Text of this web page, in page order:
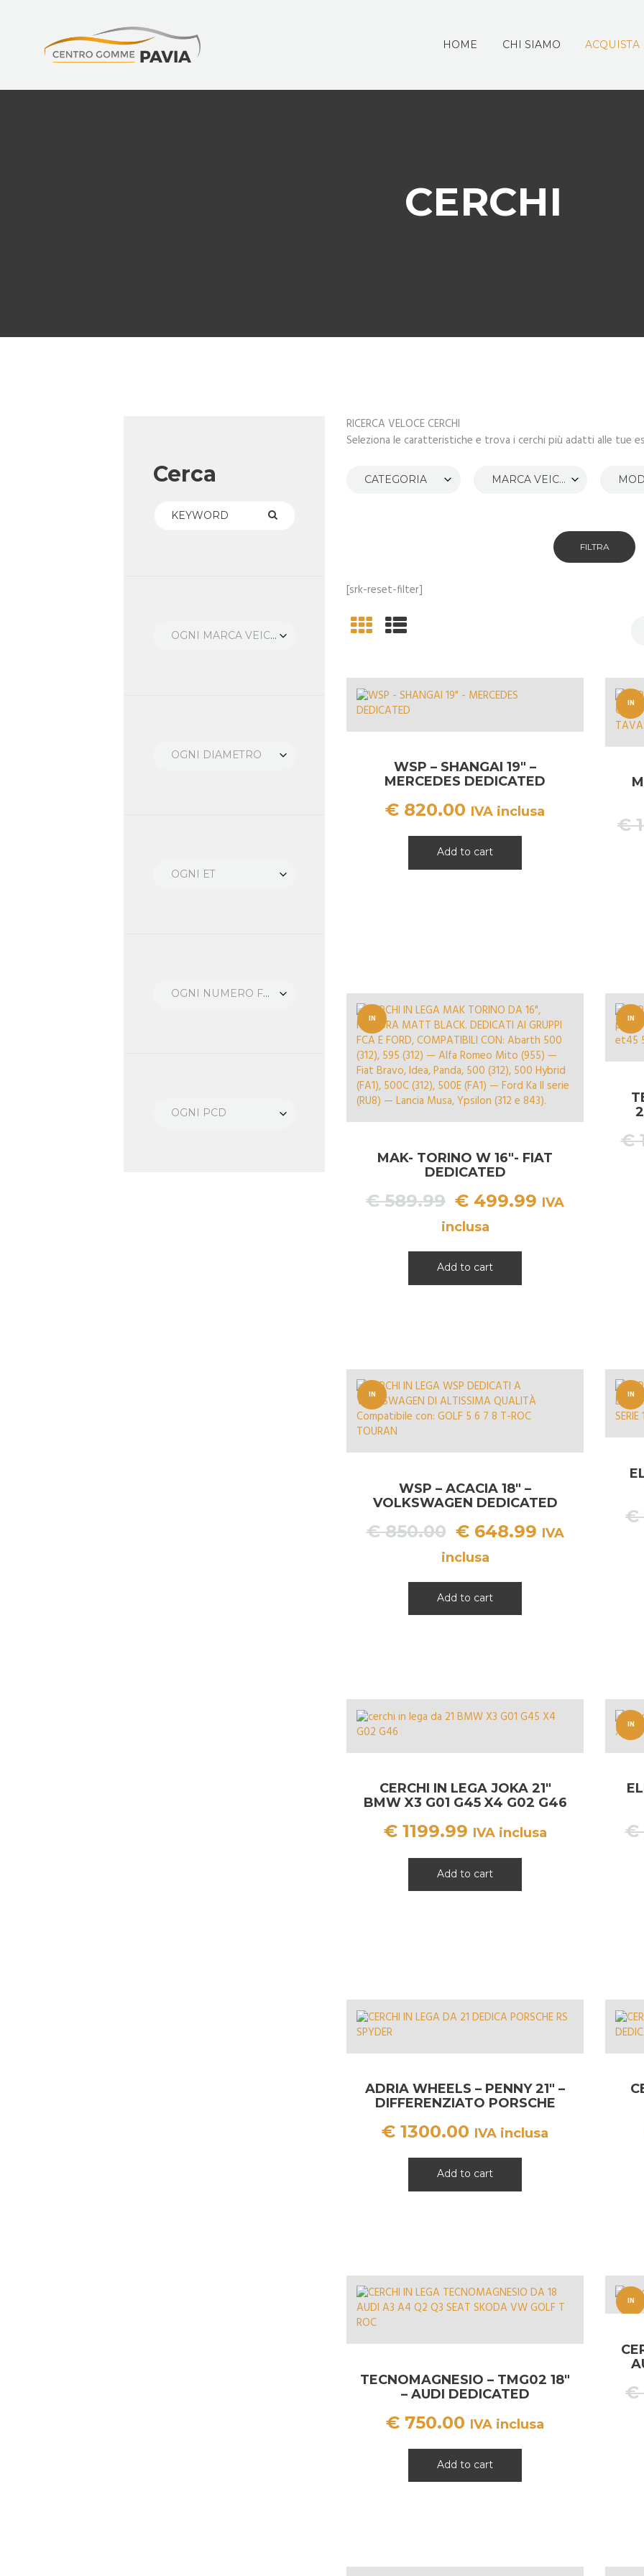
HOME CHI SIAMO ACQUISTA
CERCHI
RICERCA VELOCE CERCHI
Seleziona le caratteristiche e trova i cerchi più adatti alle tue
CATEGORIA MARCA VEICOLO
FILTRA
[srk-reset-filter]
WSP – SHANGAI 19″ –
MERCEDES DEDICATED
€ 820.00 IVA inclusa
Add to cart
IN
OFFERT
€
IN
OFFERT
A!
MAK- TORINO W 16″- FIAT
DEDICATED
€589.99 Il
prezzo
era:
€ 589.99.
€ 499.99 Il
IVA
inclusa
Add to cart
IN
OFFERT
€
IN
OFFERT
WSP – ACACIA 18″ –
VOLKSWAGEN DEDICATED
€850.00 Il
prezzo
era:
€ 850.00.
€648.99IlIVA
inclusa
Add to cart
IN
OFFERT
€
CERCHI IN LEGA JOKA 21″
BMW X3 G01 G45 X4 G02 G46
€1199.99 IVA inclusa
Add to cart
IN
OFFERT
€
ADRIA WHEELS – PENNY 21″ –
DIFFERENZIATO PORSCHE
€ 1300.00 IVA inclusa
Add to cart
TECNOMAGNESIO – TMG02 18″
– AUDI DEDICATED
€ 750.00 IVA inclusa
Add to cart
IN
A!
€
Cerca
OGNI MARCA VEICOLO
OGNI DIAMETRO
OGNI ET
OGNI NUMERO FORI
OGNI PCD